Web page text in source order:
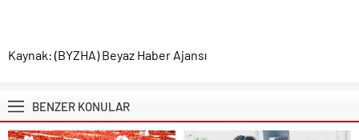
Kaynak: (BYZHA) Beyaz Haber Ajansı
BENZER KONULAR